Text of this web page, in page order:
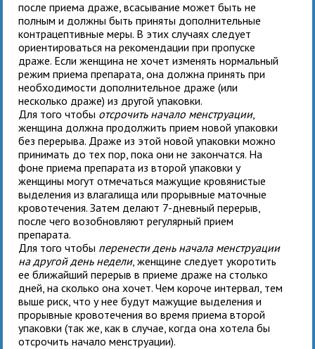
после приема драже, всасывание может быть не
полным и должны быть приняты дополнительные
контрацептивные меры. В этих случаях следует
ориентироваться на рекомендации при пропуске
драже. Если женщина не хочет изменять нормальный
режим приема препарата, она должна принять при
необходимости дополнительное драже (или
несколько драже) из другой упаковки.
Для того чтобы отсрочить начало менструации,
женщина должна продолжить прием новой упаковки
без перерыва. Драже из этой новой упаковки можно
принимать до тех пор, пока они не закончатся. На
фоне приема препарата из второй упаковки у
женщины могут отмечаться мажущие кровянистые
выделения из влагалища или прорывные маточные
кровотечения. Затем делают 7-дневный перерыв,
после чего возобновляют регулярный прием
препарата.
Для того чтобы перенести день начала менструации
на другой день недели, женщине следует укоротить
ее ближайший перерыв в приеме драже на столько
дней, на сколько она хочет. Чем короче интервал, тем
выше риск, что у нее будут мажущие выделения и
прорывные кровотечения во время приема второй
упаковки (так же, как в случае, когда она хотела бы
отсрочить начало менструации).